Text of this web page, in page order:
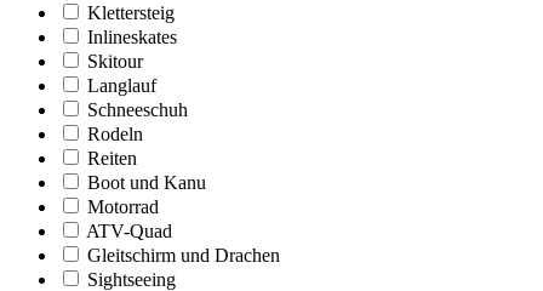
Klettersteig
Inlineskates
Skitour
Langlauf
Schneeschuh
Rodeln
Reiten
Boot und Kanu
Motorrad
ATV-Quad
Gleitschirm und Drachen
Sightseeing